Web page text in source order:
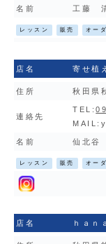
名前 工藤
レッスン 販売 オー
店名 寄せ植
住所 秋田県
連絡先
TEL:
MAIL:
名前 仙北谷
レッスン 販売 オー
店名 ｈａｎ